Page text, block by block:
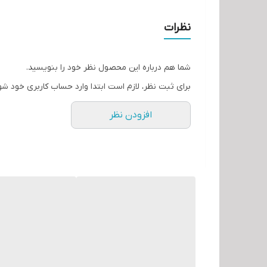
نظرات
شما هم درباره این محصول نظر خود را بنویسید.
برای ثبت نظر، لازم است ابتدا وارد حساب کاربری خود
افزودن نظر